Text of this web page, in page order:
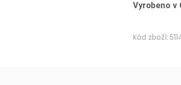
Vyrobeno v
Kód zboží: